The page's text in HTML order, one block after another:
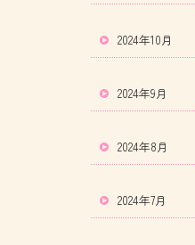
2024年10月
2024年9月
2024年8月
2024年7月